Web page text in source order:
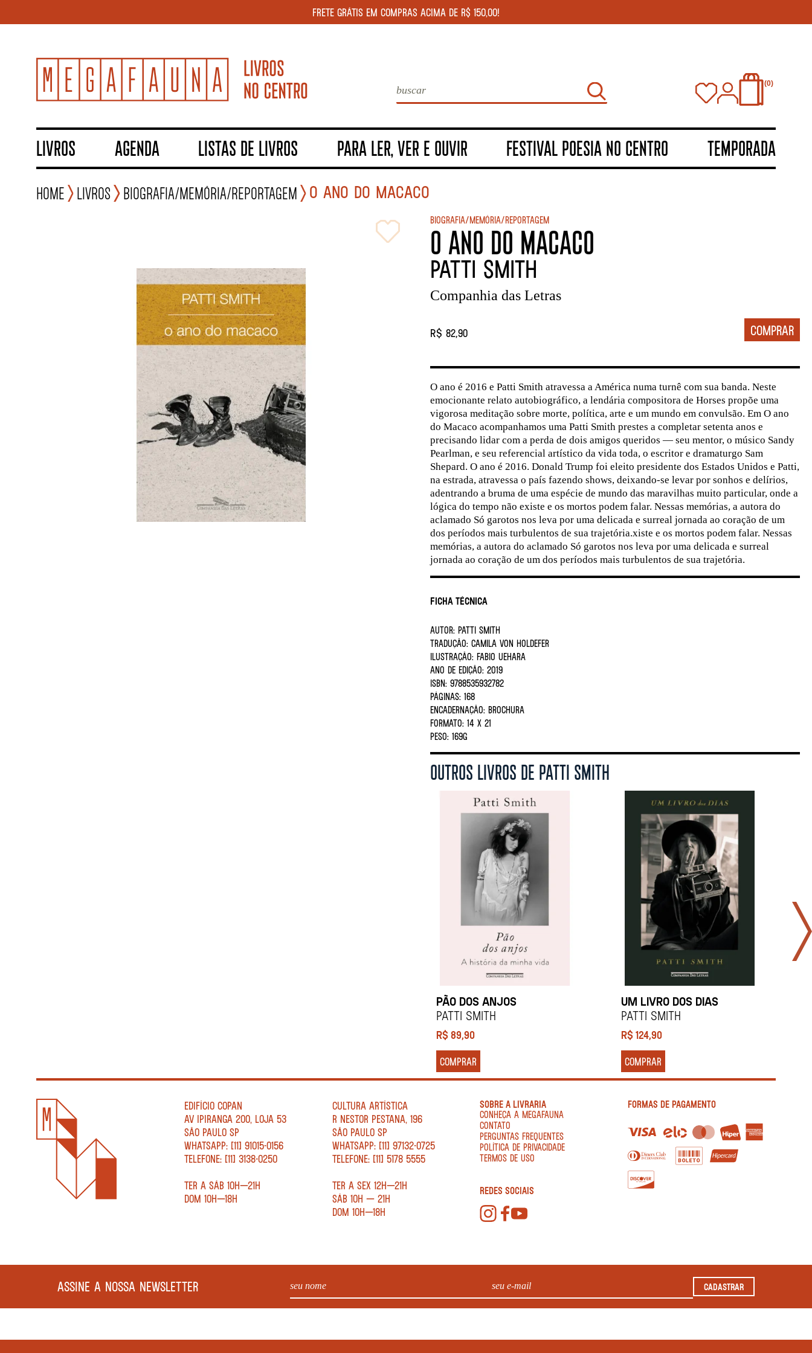
FRETE GRÁTIS EM COMPRAS ACIMA DE R$ 150,00!
0
LIVROS AGENDA LISTAS DE LIVROS PARA LER, VER E OUVIR FESTIVAL POESIA NO CENTRO TEMPORADA
Home Livros Biografia/Memória/Reportagem O ANO DO MACACO
Biografia/Memória/Reportagem
O ANO DO MACACO
Patti Smith
Companhia das Letras
R$ 82,90
Ficha Técnica
AUTOR: PATTI SMITH
TRADUÇÃO: CAMILA VON HOLDEFER
ILUSTRAÇÃO: FABIO UEHARA
ANO DE EDIÇÃO: 2019
ISBN: 9788535932782
PÁGINAS: 168
ENCADERNAÇÃO: BROCHURA
FORMATO: 14 X 21
PESO: 169G
O ano é 2016 e Patti Smith atravessa a América numa turnê com sua banda. Neste
emocionante relato autobiográfico, a lendária compositora de Horses propõe uma
vigorosa meditação sobre morte, política, arte e um mundo em convulsão. Em O ano
do Macaco acompanhamos uma Patti Smith prestes a completar setenta anos e
precisando lidar com a perda de dois amigos queridos — seu mentor, o músico Sandy
Pearlman, e seu referencial artístico da vida toda, o escritor e dramaturgo Sam
Shepard. O ano é 2016. Donald Trump foi eleito presidente dos Estados Unidos e Patti,
na estrada, atravessa o país fazendo shows, deixando-se levar por sonhos e delírios,
adentrando a bruma de uma espécie de mundo das maravilhas muito particular, onde a
lógica do tempo não existe e os mortos podem falar. Nessas memórias, a autora do
aclamado Só garotos nos leva por uma delicada e surreal jornada ao coração de um
dos períodos mais turbulentos de sua trajetória.xiste e os mortos podem falar. Nessas
memórias, a autora do aclamado Só garotos nos leva por uma delicada e surreal
jornada ao coração de um dos períodos mais turbulentos de sua trajetória.
OUTROS LIVROS DE PATTI SMITH
PÃO DOS ANJOS
Patti Smith
R$89,90
COMPRAR
UM LIVRO DOS DIAS
Patti Smith
R$124,90
COMPRAR
EDIFÍCIO COPAN
AV IPIRANGA 200, LOJA 53
SÃO PAULO SP
WHATSAPP: [11] 91015-0156
TELEFONE: [11] 3138-0250
TER A SÁB 10H—21H
DOM 10H—18H
CULTURA ARTÍSTICA
R NESTOR PESTANA, 196
SÃO PAULO SP
WHATSAPP: [11] 97132-0725
TELEFONE: [11] 5178 5555
TER A SEX 12H—21H
SÁB 10H — 21H
DOM 10H—18H
SOBRE A LIVRARIA
CONHEÇA A MEGAFAUNA
CONTATO
PERGUNTAS FREQUENTES
POLÍTICA DE PRIVACIDADE
TERMOS DE USO
REDES SOCIAIS
FORMAS DE PAGAMENTO
ASSINE A NOSSA NEWSLETTER CADASTRAR